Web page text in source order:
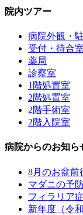
院内ツアー
病院外観・
受付・待合室
薬局
診察室
1階処置室
2階処置室
2階手術室
2階入院室
病院からのお知ら
8月のお盆前
マダニの予
フィラリア
新年度（令